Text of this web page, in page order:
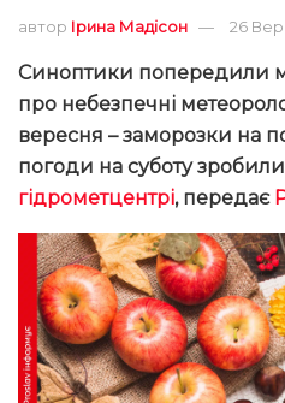
автор Ірина Мадісон 26
Синоптики попередили
про небезпечні
вересня – заморозки на
погоди на суботу
гідрометцентрі, передає